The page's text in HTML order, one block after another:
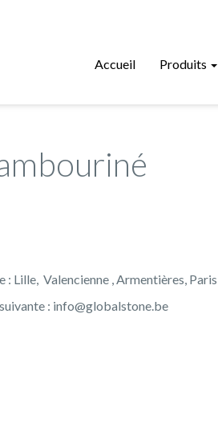
Accueil Produits
Lille, Valencienne , Armentières,
: info@globalstone.be